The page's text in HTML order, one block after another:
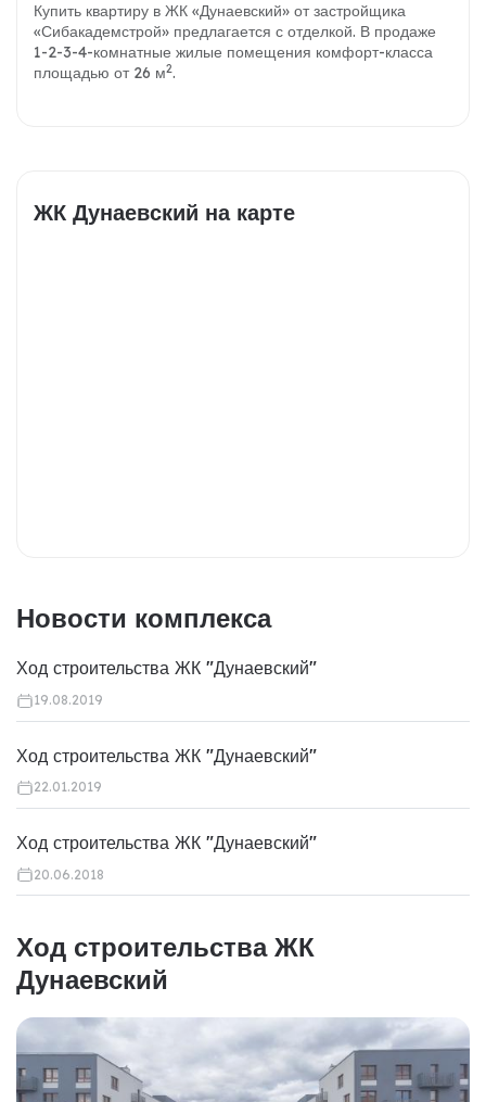
Купить квартиру в ЖК «Дунаевский» от застройщика
«Сибакадемстрой» предлагается с отделкой. В продаже
1-2-3-4-комнатные жилые помещения комфорт-класса
площадью от 26 м2.
ЖК Дунаевский на карте
Новости комплекса
Ход строительства ЖК "Дунаевский"
19.08.2019
Ход строительства ЖК "Дунаевский"
22.01.2019
Ход строительства ЖК "Дунаевский"
20.06.2018
Ход строительства ЖК
Дунаевский